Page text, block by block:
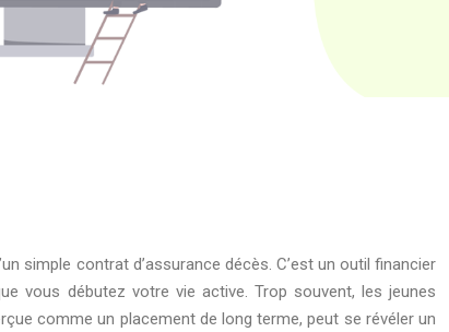
simple contrat d’assurance décès. C’est un outil financier
vous débutez votre vie active. Trop souvent, les jeunes
comme un placement de long terme, peut se révéler un